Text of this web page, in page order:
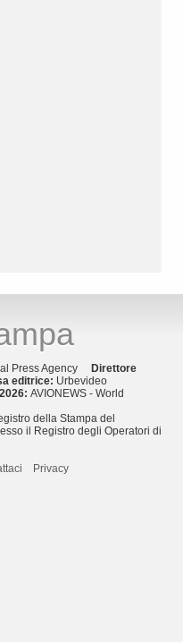
Press Agency
Direttore
editrice: Urbevideo
AVIONEWS - World
della Stampa del
il Registro degli Operatori di
Privacy